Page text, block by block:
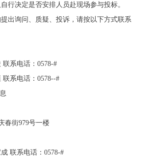
行决定是否安排人员赴现场参与投标。
出询问、质疑、投诉，请按以下方式联系
系电话：0578-#
系电话：0578--#
春街979号一楼
联系电话：0578-#